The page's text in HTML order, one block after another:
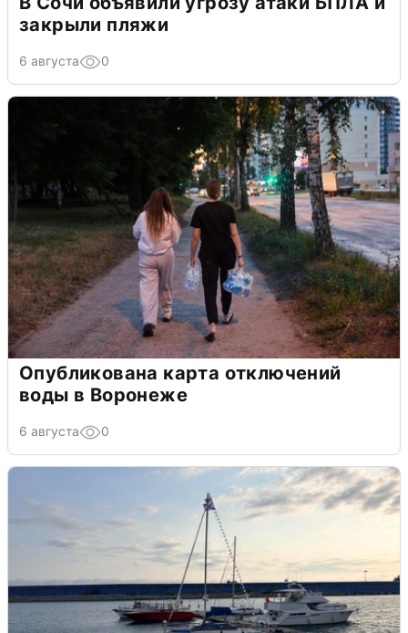
закрыли пляжи
6 августа 0
Опубликована карта отключений
воды в Воронеже
6 августа 0